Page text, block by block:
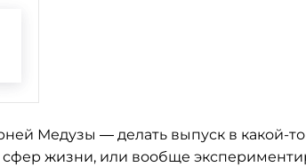
Медузы — делать выпуск в какой-то
сфер жизни, или вообще